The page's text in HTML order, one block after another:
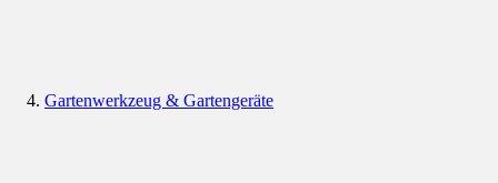
Gartenwerkzeug & Gartengeräte